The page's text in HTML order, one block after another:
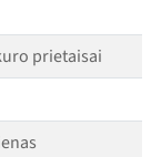
prietaisai